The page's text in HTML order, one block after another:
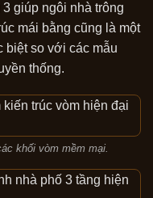
giúp ngôi nhà trông
mái bằng cũng là một
biệt so với các mẫu
thống.
khối vòm mềm mại.